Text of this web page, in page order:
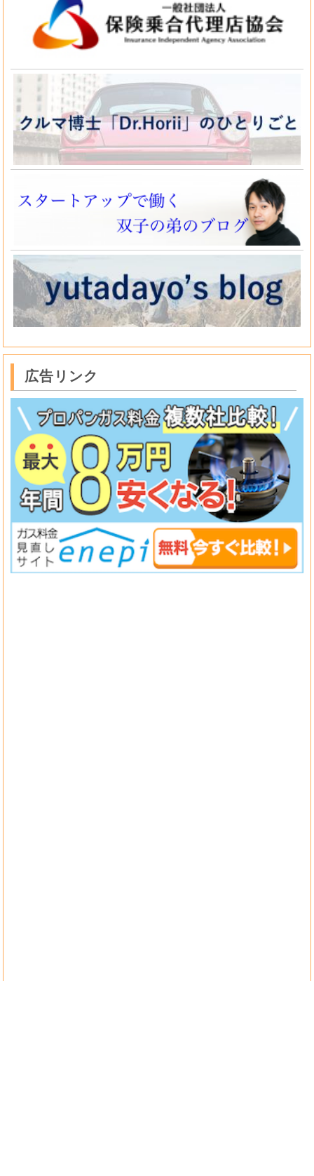
広告リンク